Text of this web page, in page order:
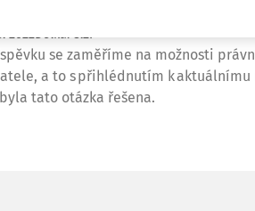
2022Délka:8:27
se zaměříme na možnosti
a to s přihlédnutím k aktuálnímu
tato otázka řešena.